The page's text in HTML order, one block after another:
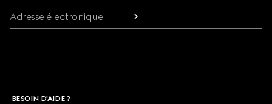
Adresse électronique
BESOIN D'AIDE ?